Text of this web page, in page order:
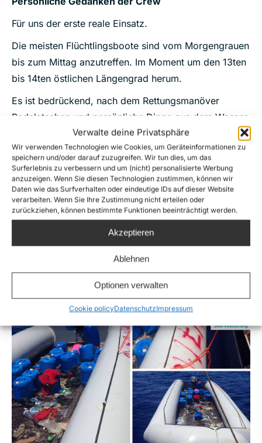
Verwalte deine Privatsphäre
Wir verwenden Technologien wie Cookies, um Geräteinformationen zu
speichern und/oder darauf zuzugreifen. Wir tun dies, um das
Surferlebnis zu verbessern und um (nicht) personalisierte Werbung
anzuzeigen. Wenn Sie diesen Technologien zustimmen, können wir
Daten wie das Surfverhalten oder eindeutige IDs auf dieser Website
verarbeiten. Wenn Sie Ihre Zustimmung nicht erteilen oder
zurückziehen, können bestimmte Funktionen beeinträchtigt werden.
Akzeptieren
Ablehnen
Optionen verwalten
Cookie policyDatenschutzImpressum
Für uns der erste reale Einsatz.
Die meisten Flüchtlingsboote sind vom Morgengrauen
bis zum Mittag anzutreffen. Im Moment um den 13ten
bis 14ten östlichen Längengrad herum.
Es ist bedrückend, nach dem Rettungsmanöver
Badelatschen und persönliche Dinge aus dem Wasser
zu fischen. Symbole schlimmster Bedingungen für
wartende Flüchtlinge in Libyen und Menschen, denen
die Chance von 50:50 auf der Reise über das
Mittelmeer zu überleben mehr wert ist, als die
Situation im heimatlichen Land.
Wie groß muss die Not dieser Menschen sein?
Die von uns angetroffenen Menschen haben noch im
Boot laut gerufen, dass sie lieber im Meer sterben
wollten, als nach Libyen zurückgebracht zu werden.